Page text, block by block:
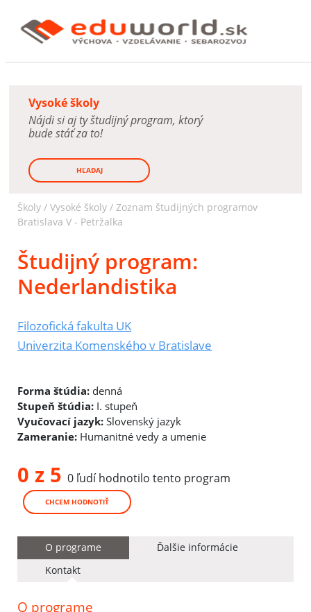
Vysoké školy
Nájdi si aj ty študijný program, ktorý
bude stáť za to!
HĽADAJ
Školy / Vysoké školy / Zoznam študijných programov
Bratislava V - Petržalka
Študijný program:
Nederlandistika
Filozofická fakulta UK
Univerzita Komenského v Bratislave
Forma štúdia: denná
Stupeň štúdia: I. stupeň
Vyučovací jazyk: Slovenský jazyk
Zameranie: Humanitné vedy a umenie
0 z 5 0 ľudí hodnotilo tento program
CHCEM HODNOTIŤ
O programe
Ďalšie informácie
Kontakt
O programe